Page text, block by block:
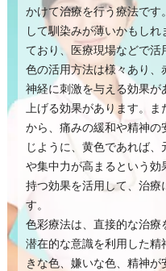
かけて治療を行う療法で
して馴染みが薄いかもし
ており、医療現場などで活
色の活用方法は様々あり
神経に刺激を与える効果
上げる効果があります。
から、痛みの緩和や精神
じように、黄色であれば
や集中力が高まるという
持つ効果を活用して、治
す。
色彩療法は、直接的な治
潜在的な意識を利用した
きな色、嫌いな色、精神